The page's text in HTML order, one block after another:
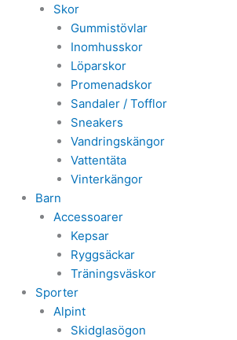
Skor
Gummistövlar
Inomhusskor
Löparskor
Promenadskor
Sandaler / Tofflor
Sneakers
Vandringskängor
Vattentäta
Vinterkängor
Barn
Accessoarer
Kepsar
Ryggsäckar
Träningsväskor
Sporter
Alpint
Skidglasögon